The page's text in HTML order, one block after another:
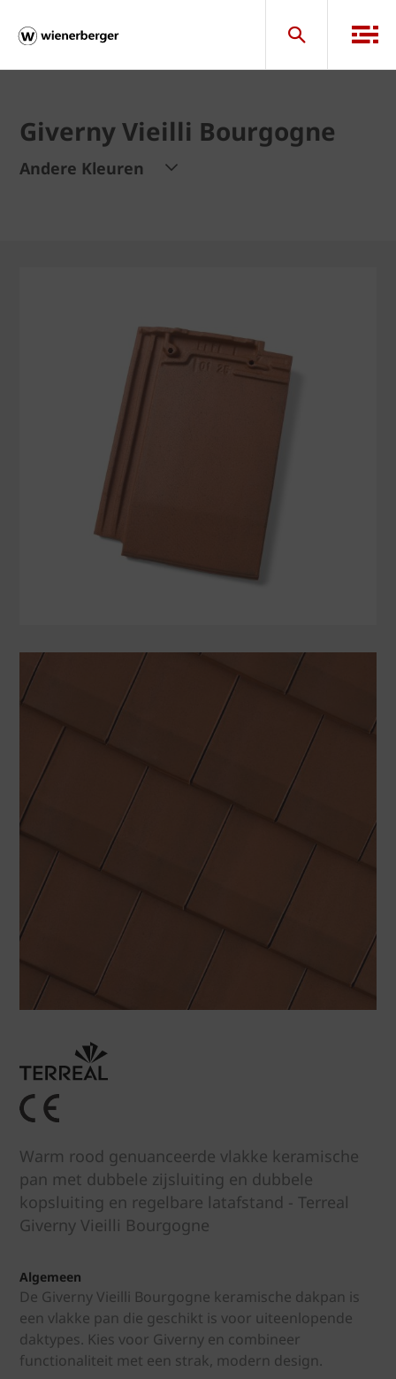
Giverny Vieilli Bourgogne
Andere Kleuren
Warm rood genuanceerde vlakke keramische
pan met dubbele zijsluiting en dubbele
kopsluiting en regelbare latafstand - Terreal
Giverny Vieilli Bourgogne
Algemeen
De Giverny Vieilli Bourgogne keramische dakpan is
een vlakke pan die geschikt is voor uiteenlopende
daktypes. Kies voor Giverny en combineer
functionaliteit met een strak, modern design.